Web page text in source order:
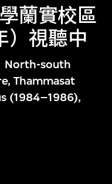
蘭實校區
）視聽中
North-south
Thammasat
(1984–1986),